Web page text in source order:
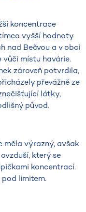
koncentrace
vyšší hodnoty
nad Bečvou a v obci
vůči místu havárie.
zároveň potvrdila,
převážně ze
látky,
původ.
měla výrazný, avšak
který se
koncentrací.
limitem.